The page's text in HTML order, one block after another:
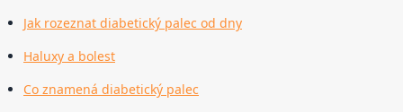
Jak rozeznat diabetický palec od dny
Haluxy a bolest
Co znamená diabetický palec